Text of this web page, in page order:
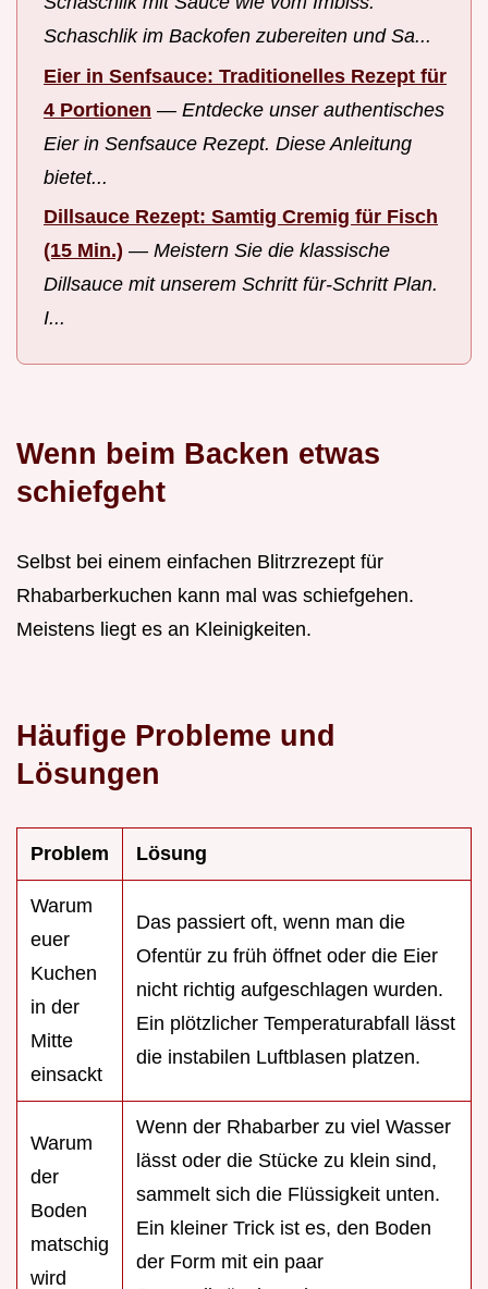
Schaschlik im Backofen zubereiten und Sa...
Eier in Senfsauce: Traditionelles Rezept für
4 Portionen — Entdecke unser authentisches
Eier in Senfsauce Rezept. Diese Anleitung
bietet...
Dillsauce Rezept: Samtig Cremig für Fisch
(15 Min.) — Meistern Sie die klassische
Dillsauce mit unserem Schritt für-Schritt Plan.
I...
Wenn beim Backen etwas
schiefgeht
Selbst bei einem einfachen Blitrzrezept für
Rhabarberkuchen kann mal was schiefgehen.
Meistens liegt es an Kleinigkeiten.
Häufige Probleme und
Lösungen
Problem Lösung
Warum
euer
Kuchen
in der
Mitte
einsackt
Das passiert oft, wenn man die
Ofentür zu früh öffnet oder die Eier
nicht richtig aufgeschlagen wurden.
Ein plötzlicher Temperaturabfall lässt
die instabilen Luftblasen platzen.
Warum
der
Boden
matschig
wird
Wenn der Rhabarber zu viel Wasser
lässt oder die Stücke zu klein sind,
sammelt sich die Flüssigkeit unten.
Ein kleiner Trick ist es, den Boden
der Form mit ein paar